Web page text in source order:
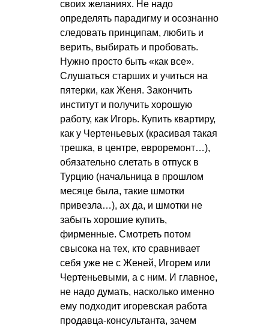
своих желаниях. Не надо
определять парадигму и осознанно
следовать принципам, любить и
верить, выбирать и пробовать.
Нужно просто быть «как все».
Слушаться старших и учиться на
пятерки, как Женя. Закончить
институт и получить хорошую
работу, как Игорь. Купить квартиру,
как у Чертеньевых (красивая такая
трешка, в центре, евроремонт…),
обязательно слетать в отпуск в
Турцию (начальница в прошлом
месяце была, такие шмотки
привезла…), ах да, и шмотки не
забыть хорошие купить,
фирменные. Смотреть потом
свысока на тех, кто сравнивает
себя уже не с Женей, Игорем или
Чертеньевыми, а с ним. И главное,
не надо думать, насколько именно
ему подходит игоревская работа
продавца-консультанта, зачем